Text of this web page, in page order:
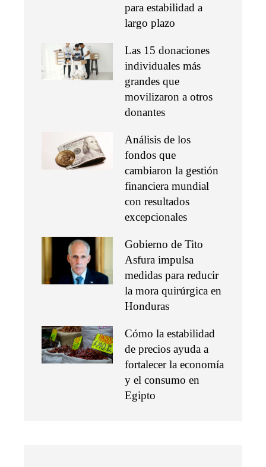
para estabilidad a
largo plazo
Las 15 donaciones
individuales más
grandes que
movilizaron a otros
donantes
Análisis de los
fondos que
cambiaron la gestión
financiera mundial
con resultados
excepcionales
Gobierno de Tito
Asfura impulsa
medidas para reducir
la mora quirúrgica en
Honduras
Cómo la estabilidad
de precios ayuda a
fortalecer la economía
y el consumo en
Egipto